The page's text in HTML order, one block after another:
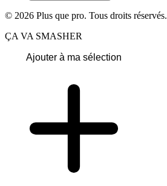
© 2026 Plus que pro. Tous droits réservés.
ÇA VA SMASHER
Ajouter à ma sélection